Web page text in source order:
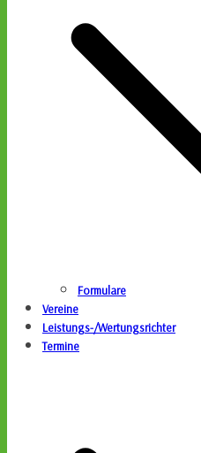
Formulare
Vereine
Leistungs-/Wertungsrichter
Termine